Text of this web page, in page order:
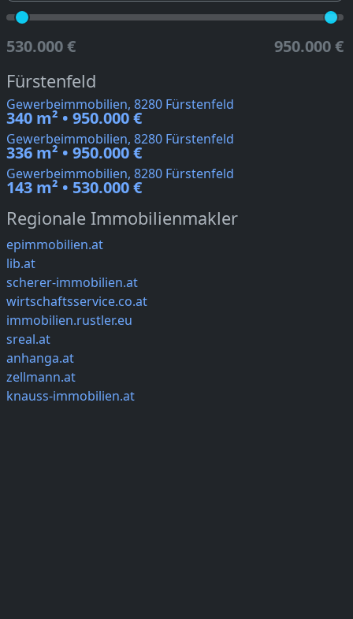
530.000 € 950.000 €
Fürstenfeld
Gewerbeimmobilien, 8280 Fürstenfeld
340 m² • 950.000 €
Gewerbeimmobilien, 8280 Fürstenfeld
336 m² • 950.000 €
Gewerbeimmobilien, 8280 Fürstenfeld
143 m² • 530.000 €
Regionale Immobilienmakler
epimmobilien.at
lib.at
scherer-immobilien.at
wirtschaftsservice.co.at
immobilien.rustler.eu
sreal.at
anhanga.at
zellmann.at
knauss-immobilien.at